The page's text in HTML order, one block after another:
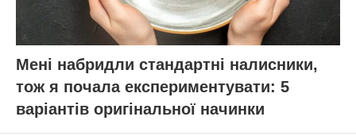
Мені набридли стандартні налисники,
тож я почала експериментувати: 5
варіантів оригінальної начинки